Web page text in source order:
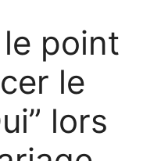
le point
le
lors